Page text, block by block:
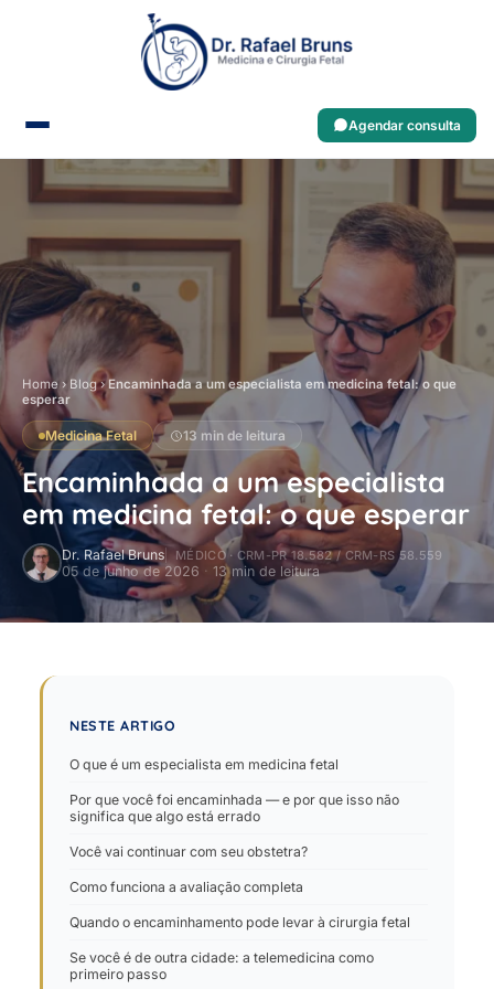
Agendar consulta
Home › Blog› Encaminhada a um especialista em medicina fetal: o que
esperar
Medicina Fetal 13 min de leitura
Encaminhada a um especialista
em medicina fetal: o que esperar
Dr. Rafael Bruns MÉDICO · CRM-PR 18.582 / CRM-RS 58.559
05 de junho de 2026 · 13 min de leitura
NESTE ARTIGO
O que é um especialista em medicina fetal
Por que você foi encaminhada — e por que isso não
significa que algo está errado
Você vai continuar com seu obstetra?
Como funciona a avaliação completa
Quando o encaminhamento pode levar à cirurgia fetal
Se você é de outra cidade: a telemedicina como
primeiro passo